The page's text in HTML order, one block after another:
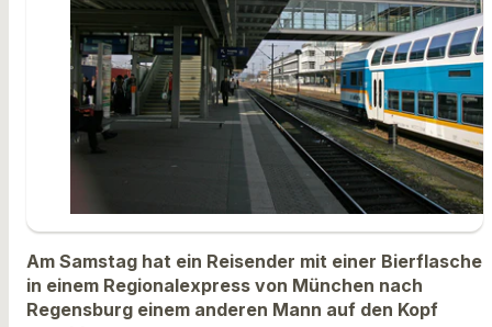
Am Samstag hat ein Reisender mit einer Bierflasche
in einem Regionalexpress von München nach
Regensburg einem anderen Mann auf den Kopf